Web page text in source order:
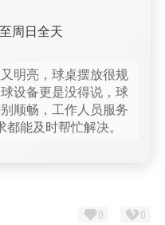
周日全天
明亮，球桌摆放很规
设备更是没得说，球
顺畅，工作人员服务
能及时帮忙解决。
0 0